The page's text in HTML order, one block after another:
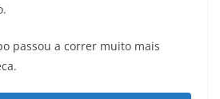
passou a correr muito mais